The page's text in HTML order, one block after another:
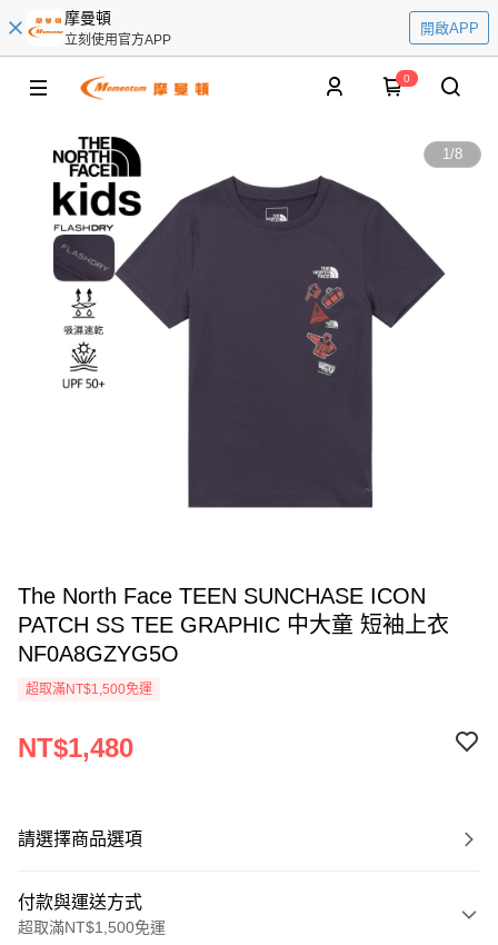
摩曼頓
立刻使用官方APP
開啟APP
0
1/8
The North Face TEEN SUNCHASE ICON
PATCH SS TEE GRAPHIC 中大童 短袖上衣
NF0A8GZYG5O
超取滿NT$1,500免運
NT$1,480
請選擇商品選項
付款與運送方式
超取滿NT$1,500免運